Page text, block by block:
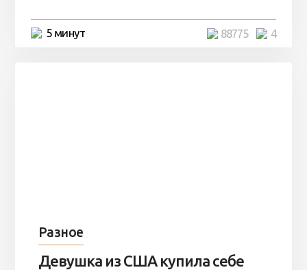
5 минут 4
88775
Разное
Девушка из США купила себе